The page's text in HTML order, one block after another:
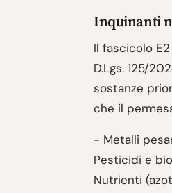
Inquinanti
Il fascicolo
D.Lgs. 125/
sostanze
che il
- Metalli
Pesticidi e
Nutrienti